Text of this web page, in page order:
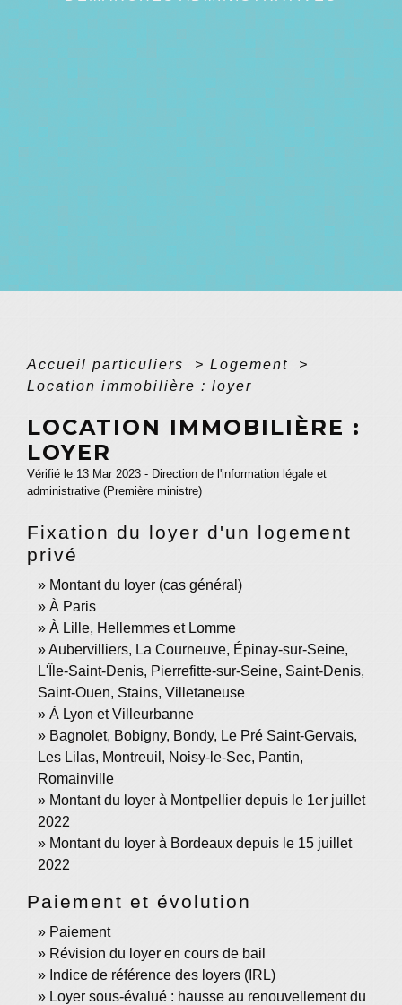
Accueil particuliers > Logement
>
Location immobilière : loyer
LOCATION IMMOBILIÈRE :
LOYER
Vérifié le 13 Mar 2023 - Direction de l'information légale et
administrative (Première ministre)
Fixation du loyer d'un logement
privé
Montant du loyer (cas général)
À Paris
À Lille, Hellemmes et Lomme
Aubervilliers, La Courneuve, Épinay-sur-Seine,
L'Île-Saint-Denis, Pierrefitte-sur-Seine, Saint-Denis,
Saint-Ouen, Stains, Villetaneuse
À Lyon et Villeurbanne
Bagnolet, Bobigny, Bondy, Le Pré Saint-Gervais,
Les Lilas, Montreuil, Noisy-le-Sec, Pantin,
Romainville
Montant du loyer à Montpellier depuis le 1er juillet
2022
Montant du loyer à Bordeaux depuis le 15 juillet
2022
Paiement et évolution
Paiement
Révision du loyer en cours de bail
Indice de référence des loyers (IRL)
Loyer sous-évalué : hausse au renouvellement du